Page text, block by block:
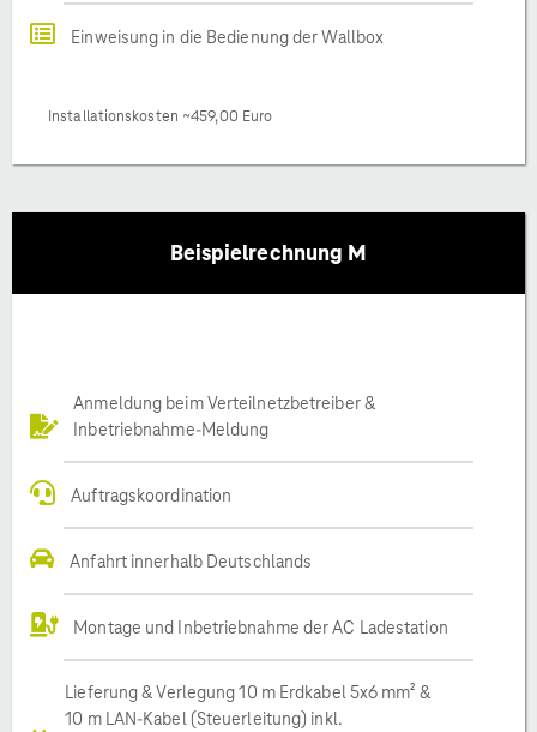
Einweisung in die Bedienung der Wallbox
Installationskosten ~459,00 Euro
Beispielrechnung M
Anmeldung beim Verteilnetzbetreiber &
Inbetriebnahme-Meldung
Auftragskoordination
Anfahrt innerhalb Deutschlands
Montage und Inbetriebnahme der AC Ladestation
Lieferung & Verlegung 10 m Erdkabel 5x6 mm² &
10 m LAN-Kabel (Steuerleitung) inkl.